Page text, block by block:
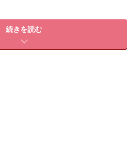
、また、誤った方法による実践に起因
場合があります。実践の際には、必ず
続きを読む